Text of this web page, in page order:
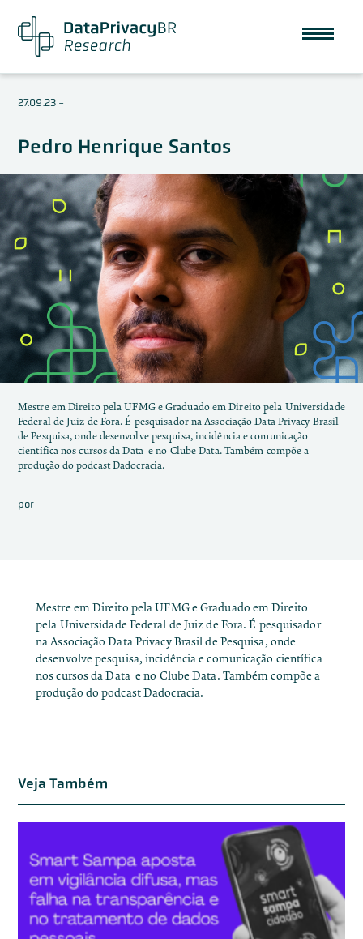
27.09.23-
Pedro Henrique Santos
Mestre em Direito pela UFMG e Graduado em Direito pela Universidade
Federal de Juiz de Fora. É pesquisador na Associação Data Privacy Brasil
de Pesquisa, onde desenvolve pesquisa, incidência e comunicação
científica nos cursos da Data e no Clube Data. Também compõe a
produção do podcast Dadocracia.
por
Mestre em Direito pela UFMG e Graduado em Direito
pela Universidade Federal de Juiz de Fora. É pesquisador
na Associação Data Privacy Brasil de Pesquisa, onde
desenvolve pesquisa, incidência e comunicação científica
nos cursos da Data e no Clube Data. Também compõe a
produção do podcast Dadocracia.
Veja Também